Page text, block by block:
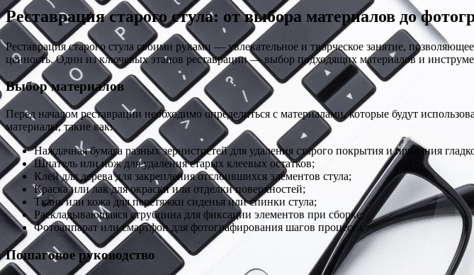
Реставрация старого стула: от выбора материалов до
Реставрация старого стула своими руками — увлекательное и творческое занятие,
ценность. Один из ключевых этапов реставрации — выбор подходящих материалов и
Выбор материалов
Перед началом реставрации необходимо определиться с материалами, которые будут
материалы, такие как:
Наждачная бумага разных зернистостей для удаления старого покрытия и придания
Шпатель или нож для удаления старых клеевых остатков;
Клей для дерева для закрепления отслоившихся элементов стула;
Краска или лак для окраски или отделки поверхностей;
Ткань или кожа для перетяжки сиденья или спинки стула;
Раскладывающаяся струбцина для фиксации элементов при сборке;
Фотоаппарат или смартфон для фотографирования шагов процесса.
Пошаговое руководство